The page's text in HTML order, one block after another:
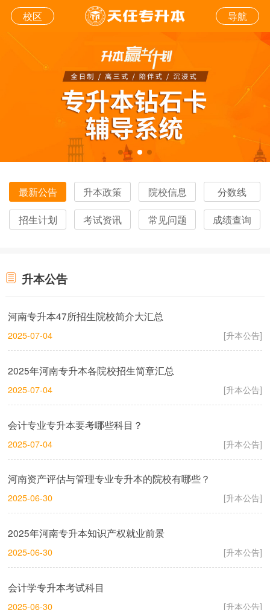
校区 导航
最新公告 升本政策 院校信息 分数线
招生计划 考试资讯 常见问题 成绩查询
升本公告
河南专升本47所招生院校简介大汇总
2025-07-04 [升本公告]
2025年河南专升本各院校招生简章汇总
2025-07-04 [升本公告]
会计专业专升本要考哪些科目？
2025-07-04 [升本公告]
河南资产评估与管理专业专升本的院校有哪些？
2025-06-30 [升本公告]
2025年河南专升本知识产权就业前景
2025-06-30 [升本公告]
会计学专升本考试科目
2025-06-30 [升本公告]